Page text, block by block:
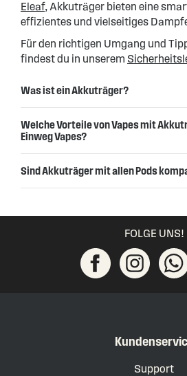
Eleaf, Akkuträger bieten eine
effizientes und vielseitiges
Für den richtigen Umgang und
findest du in unserem
Was ist ein Akkuträger?
Welche Vorteile von Vapes mit
Einweg Vapes?
Sind Akkuträger mit allen Pods
FOLGE UNS!
Support